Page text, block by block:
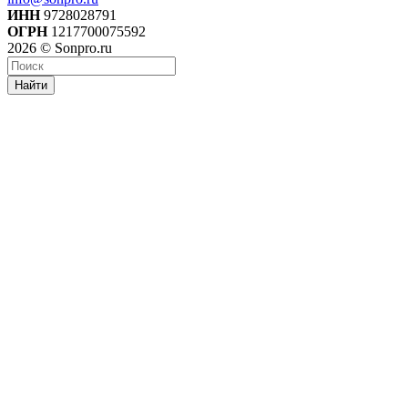
ИНН9728028791
ОГРН1217700075592
2026 © Sonpro.ru
Найти